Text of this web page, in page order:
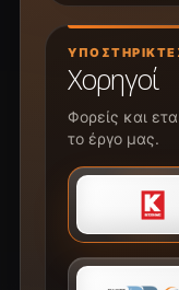
Χορηγοί
Φορείς και
το έργο μας.